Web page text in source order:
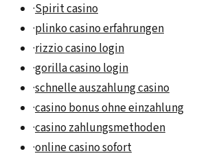
·Spirit casino
·plinko casino erfahrungen
·rizzio casino login
·gorilla casino login
·schnelle auszahlung casino
·casino bonus ohne einzahlung
·casino zahlungsmethoden
·online casino sofort